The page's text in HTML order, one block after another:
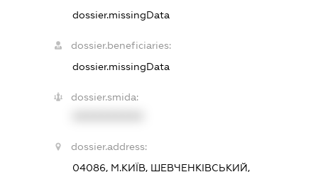
dossier.missingData
dossier.beneficiaries:
dossier.missingData
dossier.smida:
dossier.address:
04086, М.КИЇВ, ШЕВЧЕНКІВСЬКИЙ,